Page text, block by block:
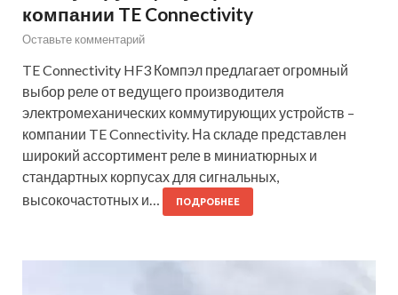
компании TE Connectivity
Оставьте комментарий
TE Connectivity HF3 Компэл предлагает огромный
выбор реле от ведущего производителя
электромеханических коммутирующих устройств –
компании TE Connectivity. На складе представлен
широкий ассортимент реле в миниатюрных и
стандартных корпусах для сигнальных,
высокочастотных и…
ПОДРОБНЕЕ